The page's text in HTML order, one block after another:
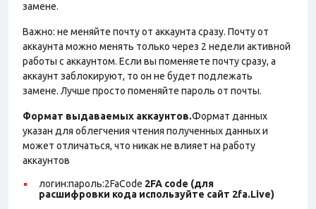
замене.
Важно: не меняйте почту от аккаунта сразу. Почту от
аккаунта можно менять только через 2 недели активной
работы с аккаунтом. Если вы поменяете почту сразу, а
аккаунт заблокируют, то он не будет подлежать
замене. Лучше просто поменяйте пароль от почты.
Формат выдаваемых аккаунтов.Формат данных
указан для облегчения чтения полученных данных и
может отличаться, что никак не влияет на работу
аккаунтов
логин:пароль:2FaCode 2FA code (для
расшифровки кода используйте сайт 2fa.Live)